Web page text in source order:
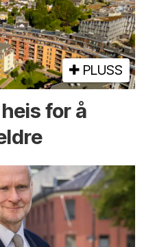
PLUSS
for å